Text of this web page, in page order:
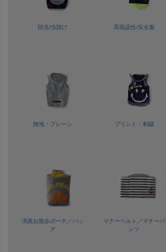
防虫/虫除け 高視認性/安全服
無地・プレーン プリント・刺繍
消臭お散歩ポーチ／バッ
グ
マナーベルト／ マナーパ
ンツ